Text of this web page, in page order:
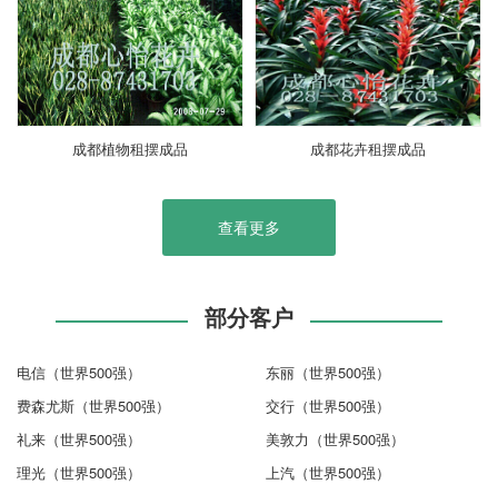
成都植物租摆成品 成都花卉租摆成品
查看更多
部分客户
电信（世界500强）
东丽（世界500强）
费森尤斯（世界500强）
交行（世界500强）
礼来（世界500强）
美敦力（世界500强）
理光（世界500强）
上汽（世界500强）